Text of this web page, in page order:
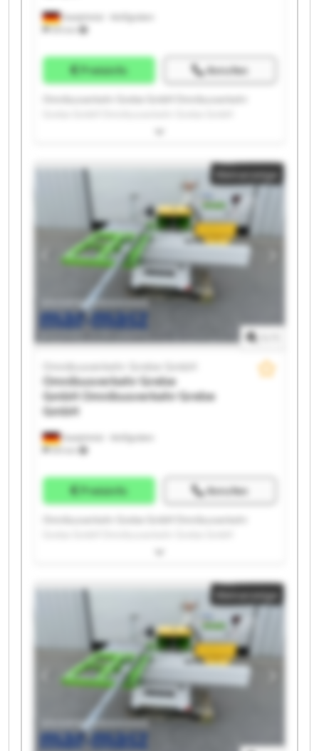
Dautphetal - Wolfgruben
574 km
Preisinfo Anrufen
Omnibusverkehr Grebe GmbH Omnibusverkehr
Omnibusverkehr Grebe GmbH Omnibusverkehr
Grebe GmbH Omnibusverkehr Grebe GmbH
Omnibusverkehr Grebe GmbH Omnibusverkehr
Grebe GmbH Omnibusverkehr Grebe GmbH
Omnibusverkehr Grebe GmbH Omnibusverkehr
Grebe GmbH Omnibusverkehr Grebe GmbH
Omnibusverkehr Grebe GmbH Omnibusverkehr
Grebe GmbH Omnibusverkehr Grebe GmbH
Omnibusverkehr Grebe GmbH Omnibusverkehr
Grebe GmbH
Kleinanzeige
Dautphetal - Wolfgruben
574 km
Omnibusverkehr Grebe
GmbH Omnibusverkehr Grebe
GmbH
Preisinfo Anrufen
Omnibusverkehr Grebe GmbH Omnibusverkehr
Omnibusverkehr Grebe GmbH Omnibusverkehr
Grebe GmbH Omnibusverkehr Grebe GmbH
Omnibusverkehr Grebe GmbH Omnibusverkehr
Grebe GmbH Omnibusverkehr Grebe GmbH
Omnibusverkehr Grebe GmbH Omnibusverkehr
Grebe GmbH Omnibusverkehr Grebe GmbH
Omnibusverkehr Grebe GmbH Omnibusverkehr
Grebe GmbH Omnibusverkehr Grebe GmbH
Omnibusverkehr Grebe GmbH Omnibusverkehr
Grebe GmbH
Kleinanzeige